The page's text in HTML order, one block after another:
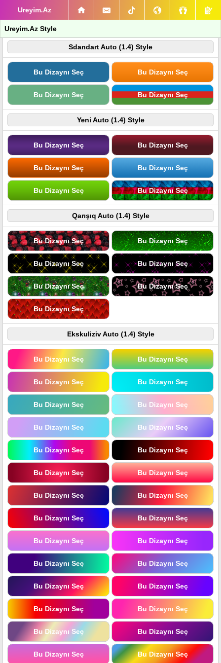
Ureyim.Az
Ureyim.Az Style
Sdandart Auto (1.4) Style
Bu Dizaynı Seç Bu Dizaynı Seç
Bu Dizaynı Seç Bu Dizaynı Seç
Yeni Auto (1.4) Style
Bu Dizaynı Seç Bu Dizaynı Seç
Bu Dizaynı Seç Bu Dizaynı Seç
Bu Dizaynı Seç Bu Dizaynı Seç
Qarışıq Auto (1.4) Style
Bu Dizaynı Seç Bu Dizaynı Seç
Bu Dizaynı Seç Bu Dizaynı Seç
Bu Dizaynı Seç Bu Dizaynı Seç
Bu Dizaynı Seç
Ekskuliziv Auto (1.4) Style
Bu Dizaynı Seç Bu Dizaynı Seç
Bu Dizaynı Seç Bu Dizaynı Seç
Bu Dizaynı Seç Bu Dizaynı Seç
Bu Dizaynı Seç Bu Dizaynı Seç
Bu Dizaynı Seç Bu Dizaynı Seç
Bu Dizaynı Seç Bu Dizaynı Seç
Bu Dizaynı Seç Bu Dizaynı Seç
Bu Dizaynı Seç Bu Dizaynı Seç
Bu Dizaynı Seç Bu Dizaynı Seç
Bu Dizaynı Seç Bu Dizaynı Seç
Bu Dizaynı Seç Bu Dizaynı Seç
Bu Dizaynı Seç Bu Dizaynı Seç
Bu Dizaynı Seç Bu Dizaynı Seç
Bu Dizaynı Seç Bu Dizaynı Seç